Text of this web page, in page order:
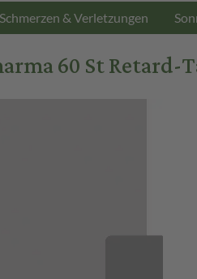
Schmerzen & Verletzungen
60 St